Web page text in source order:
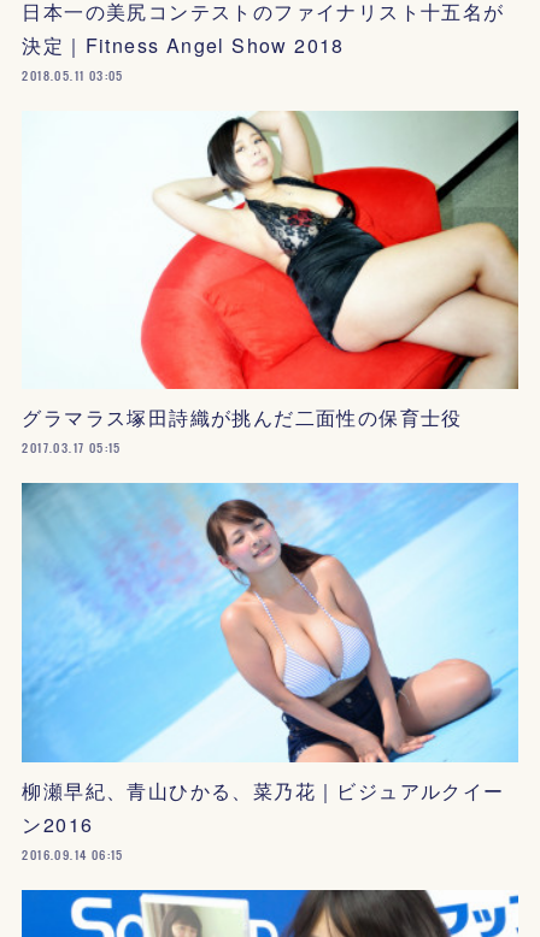
日本一の美尻コンテストのファイナリスト十五名が
決定｜Fitness Angel Show 2018
2018.05.11 03:05
グラマラス塚田詩織が挑んだ二面性の保育士役
2017.03.17 05:15
柳瀬早紀、青山ひかる、菜乃花｜ビジュアルクイー
ン2016
2016.09.14 06:15